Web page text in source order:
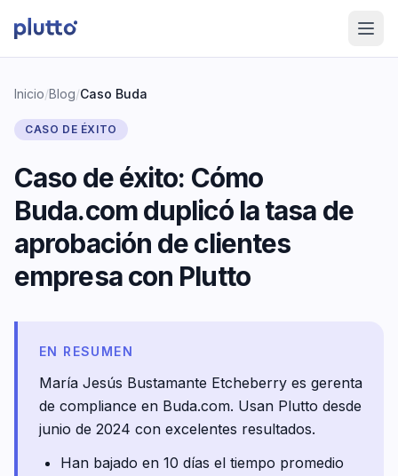
Inicio/Blog/Caso Buda
CASO DE ÉXITO
Caso de éxito: Cómo
Buda.com duplicó la tasa de
aprobación de clientes
empresa con Plutto
EN RESUMEN
María Jesús Bustamante Etcheberry es gerenta
de compliance en Buda.com. Usan Plutto desde
junio de 2024 con excelentes resultados.
Han bajado en 10 días el tiempo promedio